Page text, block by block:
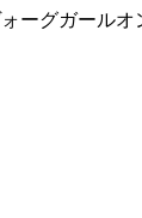
グガール